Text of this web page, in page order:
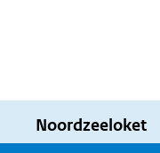
worden
toegestaan
Noordzeeloket